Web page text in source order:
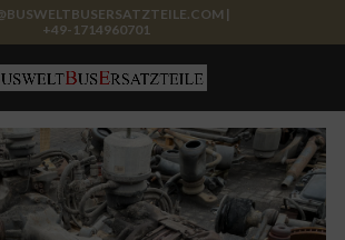
|
+49-1714960701